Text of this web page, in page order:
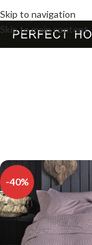
Skip to navigation
Skip to main content
-40%